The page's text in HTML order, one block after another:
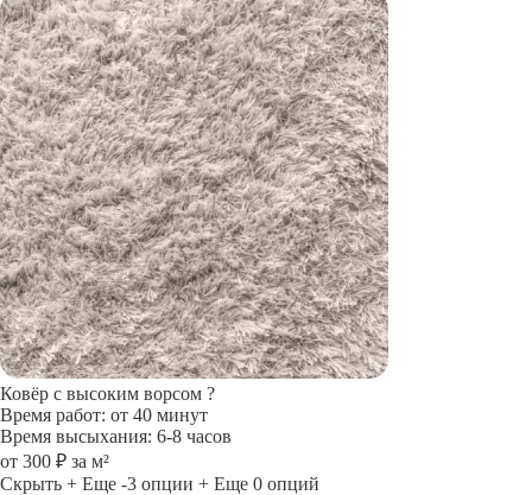
Ковёр с высоким ворсом ?
Время работ: от 40 минут
Время высыхания: 6-8 часов
от 300 ₽ за м²
Скрыть + Еще -3 опции + Еще 0 опций